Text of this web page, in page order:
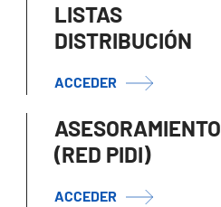
LISTAS
DISTRIBUCIÓN
ACCEDER
ASESORAMIENTO
(RED PIDI)
ACCEDER